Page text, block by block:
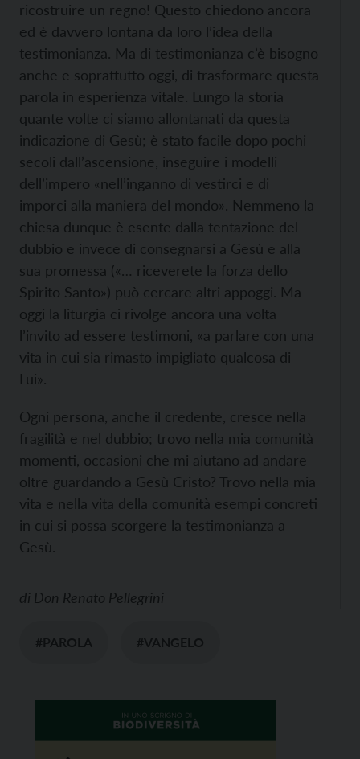
ricostruire un regno! Questo chiedono ancora
ed è davvero lontana da loro l’idea della
testimonianza. Ma di testimonianza c’è bisogno
anche e soprattutto oggi, di trasformare questa
parola in esperienza vitale. Lungo la storia
quante volte ci siamo allontanati da questa
indicazione di Gesù; è stato facile dopo pochi
secoli dall’ascensione, inseguire i modelli
dell’impero «nell’inganno di vestirci e di
imporci alla maniera del mondo». Nemmeno la
chiesa dunque è esente dalla tentazione del
dubbio e invece di consegnarsi a Gesù e alla
sua promessa («… riceverete la forza dello
Spirito Santo») può cercare altri appoggi. Ma
oggi la liturgia ci rivolge ancora una volta
l’invito ad essere testimoni, «a parlare con una
vita in cui sia rimasto impigliato qualcosa di
Lui».
Ogni persona, anche il credente, cresce nella
fragilità e nel dubbio; trovo nella mia comunità
momenti, occasioni che mi aiutano ad andare
oltre guardando a Gesù Cristo? Trovo nella mia
vita e nella vita della comunità esempi concreti
in cui si possa scorgere la testimonianza a
Gesù.
di Don Renato Pellegrini
#PAROLA #VANGELO